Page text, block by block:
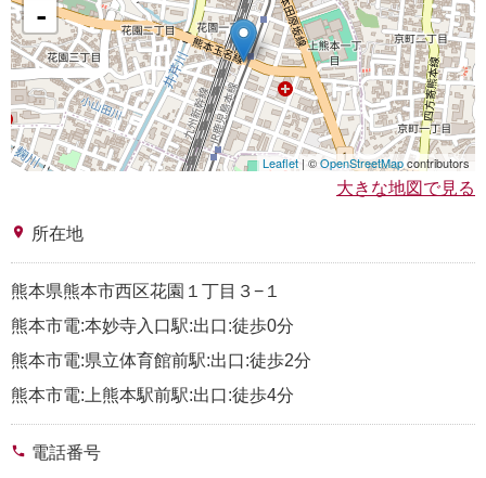
-
Leaflet | ©OpenStreetMapcontributors
大きな地図で見る
place 所在地
熊本県熊本市西区花園１丁目３−１
熊本市電:本妙寺入口駅:出口:徒歩0分
熊本市電:県立体育館前駅:出口:徒歩2分
熊本市電:上熊本駅前駅:出口:徒歩4分
phone 電話番号